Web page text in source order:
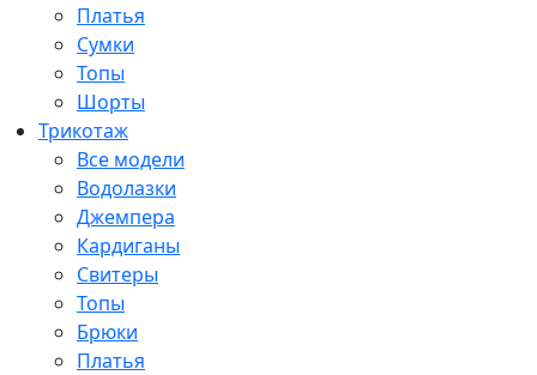
Платья
Сумки
Топы
Шорты
Трикотаж
Все модели
Водолазки
Джемпера
Кардиганы
Свитеры
Топы
Брюки
Платья